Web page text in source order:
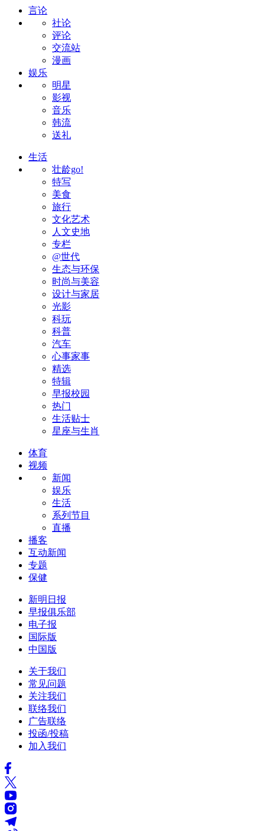
言论
社论
评论
交流站
漫画
娱乐
明星
影视
音乐
韩流
送礼
生活
壮龄go!
特写
美食
旅行
文化艺术
人文史地
专栏
@世代
生态与环保
时尚与美容
设计与家居
光影
科玩
科普
汽车
心事家事
精选
特辑
早报校园
热门
生活贴士
星座与生肖
体育
视频
新闻
娱乐
生活
系列节目
直播
播客
互动新闻
专题
保健
新明日报
早报俱乐部
电子报
国际版
中国版
关于我们
常见问题
关注我们
联络我们
广告联络
投函/投稿
加入我们